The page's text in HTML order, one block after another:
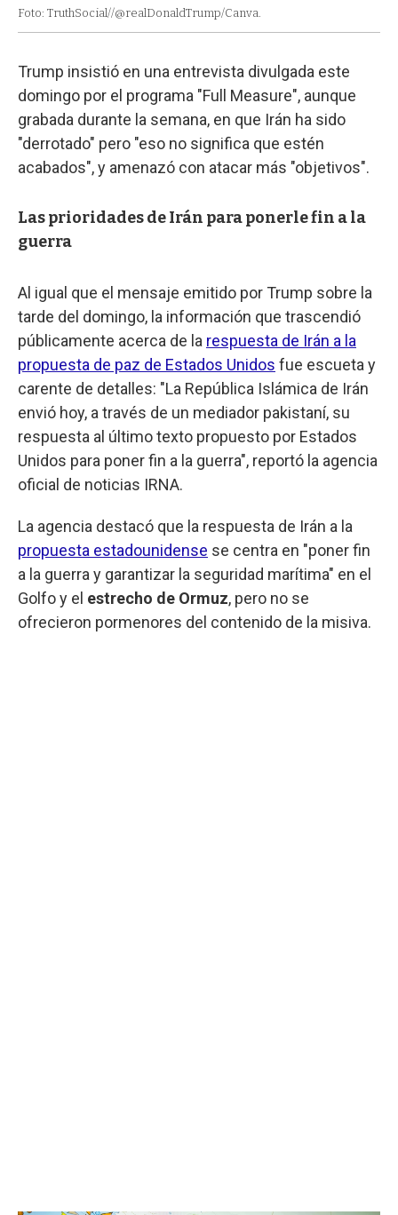
Foto: TruthSocial//@realDonaldTrump/Canva.
Trump insistió en una entrevista divulgada este
domingo por el programa "Full Measure", aunque
grabada durante la semana, en que Irán ha sido
"derrotado" pero "eso no significa que estén
acabados", y amenazó con atacar más "objetivos".
Las prioridades de Irán para ponerle fin a la
guerra
Al igual que el mensaje emitido por Trump sobre la
tarde del domingo, la información que trascendió
públicamente acerca de la respuesta de Irán a la
propuesta de paz de Estados Unidos fue escueta y
carente de detalles: "La República Islámica de Irán
envió hoy, a través de un mediador pakistaní, su
respuesta al último texto propuesto por Estados
Unidos para poner fin a la guerra", reportó la agencia
oficial de noticias IRNA.
La agencia destacó que la respuesta de Irán a la
propuesta estadounidense se centra en "poner fin
a la guerra y garantizar la seguridad marítima" en el
Golfo y el estrecho de Ormuz, pero no se
ofrecieron pormenores del contenido de la misiva.